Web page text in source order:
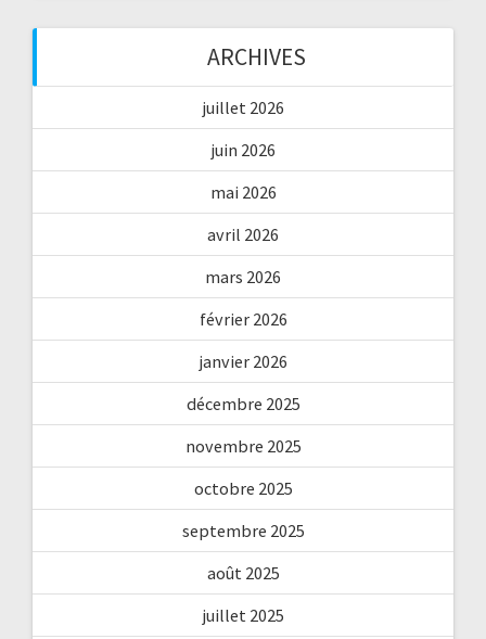
ARCHIVES
juillet 2026
juin 2026
mai 2026
avril 2026
mars 2026
février 2026
janvier 2026
décembre 2025
novembre 2025
octobre 2025
septembre 2025
août 2025
juillet 2025